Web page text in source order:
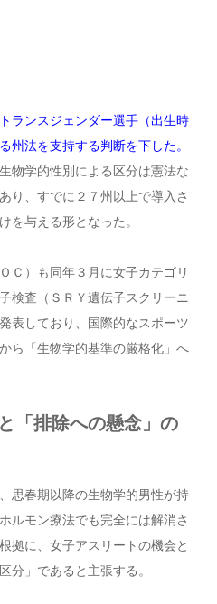
ランスジェンダー選手（出生時
州法を支持する判断を下した。
物学的性別による区分は憲法な
り、すでに２７州以上で導入さ
を与える形となった。
Ｃ）も同年３月に女子カテゴリ
検査（ＳＲＹ遺伝子スクリーニ
表しており、国際的なスポーツ
ら「生物学的基準の厳格化」へ
「排除への懸念」の
思春期以降の生物学的男性が持
ルモン療法でも完全には解消さ
拠に、女子アスリートの機会と
分」であると主張する。